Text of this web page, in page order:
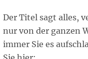
Der Titel sagt alles,
nur von der ganzen
immer Sie es